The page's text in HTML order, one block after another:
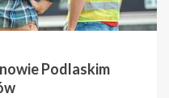
Podlaskim